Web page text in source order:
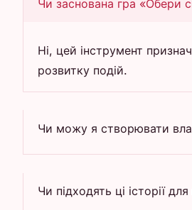
Чи заснована гра «Обери
Ні, цей інструмент
розвитку подій.
Чи можу я створювати
Чи підходять ці історії